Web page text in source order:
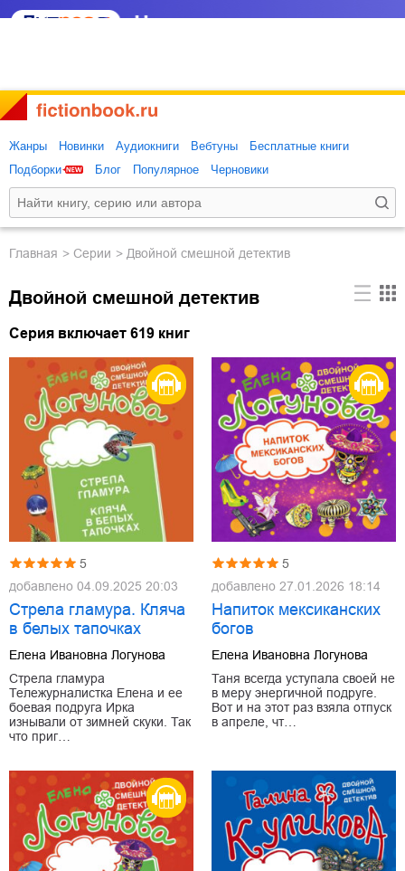
Жанры Новинки Аудиокниги Вебтуны
Бесплатные книги
Подборки
Блог Популярное Черновики
Главная Серии Двойной смешной детектив
Двойной смешной детектив
Серия включает 619 книг
5
добавлено 04.09.2025 20:03
Стрела гламура. Кляча
в белых тапочках
Елена Ивановна Логунова
Стрела гламура
Тележурналистка Елена и ее
боевая подруга Ирка
изнывали от зимней скуки. Так
что приг…
5
добавлено 27.01.2026 18:14
Напиток мексиканских
богов
Елена Ивановна Логунова
Таня всегда уступала своей не
в меру энергичной подруге.
Вот и на этот раз взяла отпуск
в апреле, чт…